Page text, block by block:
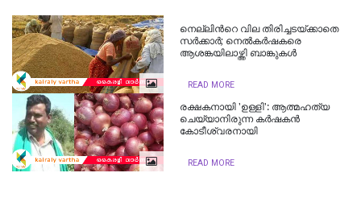
നെല്ലിന്‍റെ വില തിരിച്ചടയ്ക്കാതെ
സര്‍ക്കാര്‍; നെല്‍കര്‍ഷകരെ
ആശങ്കയിലാഴ്ത്തി ബാങ്കുകള്‍
READ MORE
രക്ഷകനായി 'ഉള്ളി': ആത്മഹത്യ
ചെയ്യാനിരുന്ന കര്‍ഷകന്‍
കോടീശ്വരനായി
READ MORE